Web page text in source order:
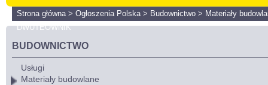
Strona główna> Ogłoszenia Polska> Budownictwo > Materiały
DWUTEOWNIK
BUDOWNICTWO
Usługi
Materiały budowlane